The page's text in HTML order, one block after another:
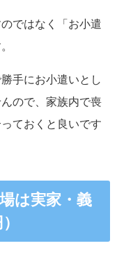
ではなく「お小遣
手にお小遣いとし
ので、家族内で喪
ておくと良いです
は実家・義